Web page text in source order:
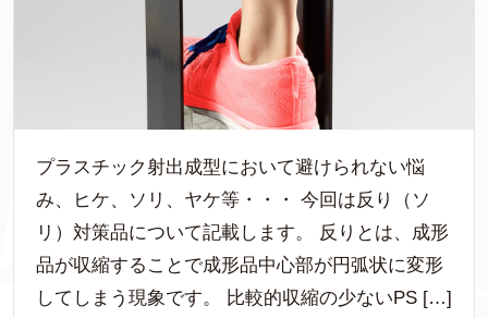
プラスチック射出成型において避けられない悩
み、ヒケ、ソリ、ヤケ等・・・ 今回は反り（ソ
リ）対策品について記載します。 反りとは、成形
品が収縮することで成形品中心部が円弧状に変形
してしまう現象です。 比較的収縮の少ないPS […]